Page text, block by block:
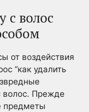
с волос
от воздействия
“как удалить
волос. Прежде
предметы